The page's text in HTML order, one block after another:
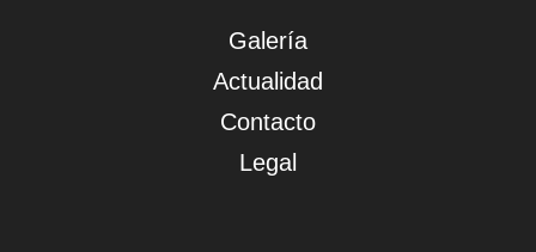
Galería
Actualidad
Contacto
Legal